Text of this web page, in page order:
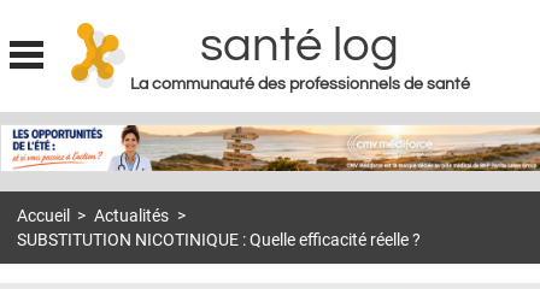
Jump to navigation
santé log
La communauté des professionnels de santé
MON COMPTE
S'ABONNER À LA REVUE SOIN À DOMICILE
Accueil > Actualités >
SUBSTITUTION NICOTINIQUE : Quelle efficacité réelle ?